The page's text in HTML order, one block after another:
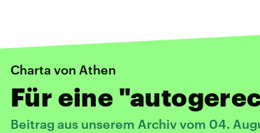
Charta von Athen
Für eine
Beitrag aus unserem Archiv vom 04.